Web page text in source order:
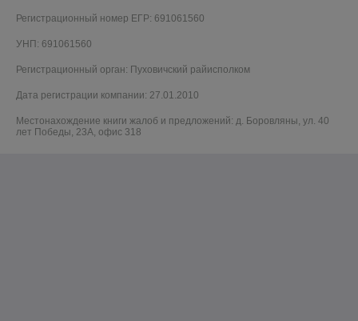
Регистрационный номер ЕГР: 691061560
УНП: 691061560
Регистрационный орган: Пуховичский райисполком
Дата регистрации компании: 27.01.2010
Местонахождение книги жалоб и предложений: д. Боровляны, ул. 40
лет Победы, 23А, офис 318